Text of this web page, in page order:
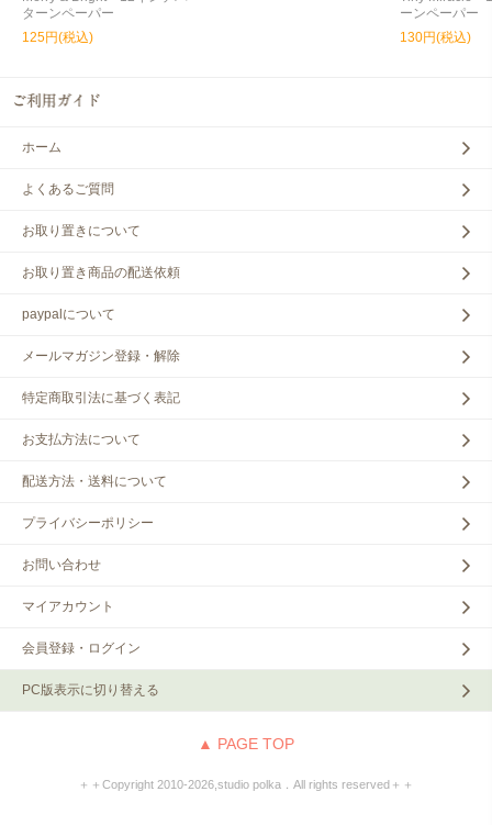
ターンペーパー
125円(税込)
ーンペーパー
130円(税込)
ホーム
よくあるご質問
お取り置きについて
お取り置き商品の配送依頼
paypalについて
メールマガジン登録・解除
特定商取引法に基づく表記
お支払方法について
配送方法・送料について
プライバシーポリシー
お問い合わせ
マイアカウント
会員登録・ログイン
PC版表示に切り替える
▲ PAGE TOP
＋＋Copyright 2010‐2026,studio polka．All rights reserved＋＋